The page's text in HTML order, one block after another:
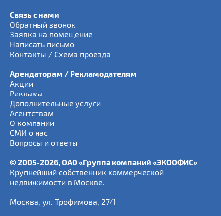
Связь с нами
Обратный звонок
Заявка на помещение
Написать письмо
Контакты / Схема проезда
Арендаторам / Рекламодателям
Акции
Реклама
Дополнительные услуги
Агентствам
О компании
СМИ о нас
Вопросы и ответы
© 2005-2026, ОАО «Группа компаний «ЭКООФИС»
Крупнейший собственник коммерческой
недвижимости в Москве.
Москва, ул. Трофимова, 27/1